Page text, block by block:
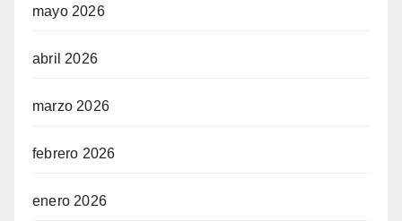
mayo 2026
abril 2026
marzo 2026
febrero 2026
enero 2026